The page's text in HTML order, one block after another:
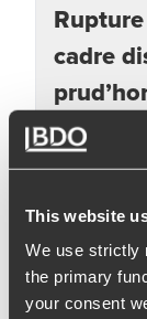
This website
We use strictly
the primary
your consent
Les
Santé
cadre
Les